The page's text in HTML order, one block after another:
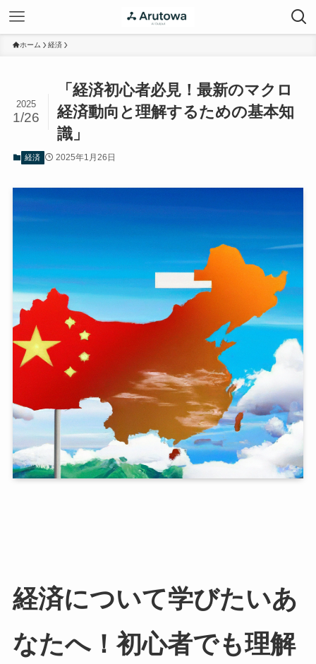
ホーム 経済
「経済初心者必見！最新のマクロ
経済動向と理解するための基本知
識」
2025
1/26
経済 2025年1月26日
経済について学びたいあ
なたへ！初心者でも理解